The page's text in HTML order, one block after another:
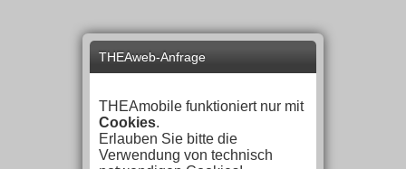
THEAweb-Anfrage
THEAmobile funktioniert nur mit
Cookies.
Erlauben Sie bitte die
Verwendung von technisch